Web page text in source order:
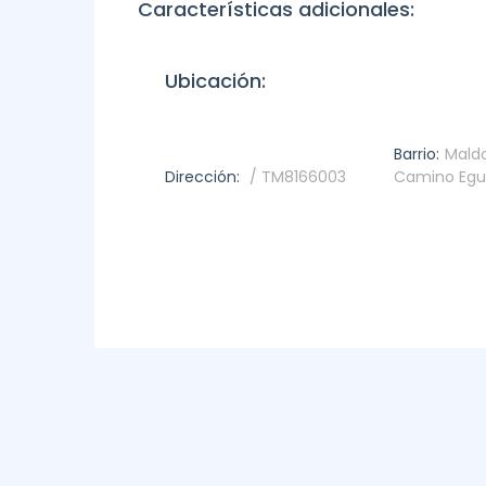
Características adicionales:
Ubicación:
Dirección: / TM8166003
Barrio:
Camino